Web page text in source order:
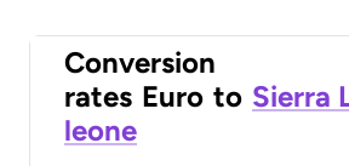
Conversion
rates Euro to Sierra
leone